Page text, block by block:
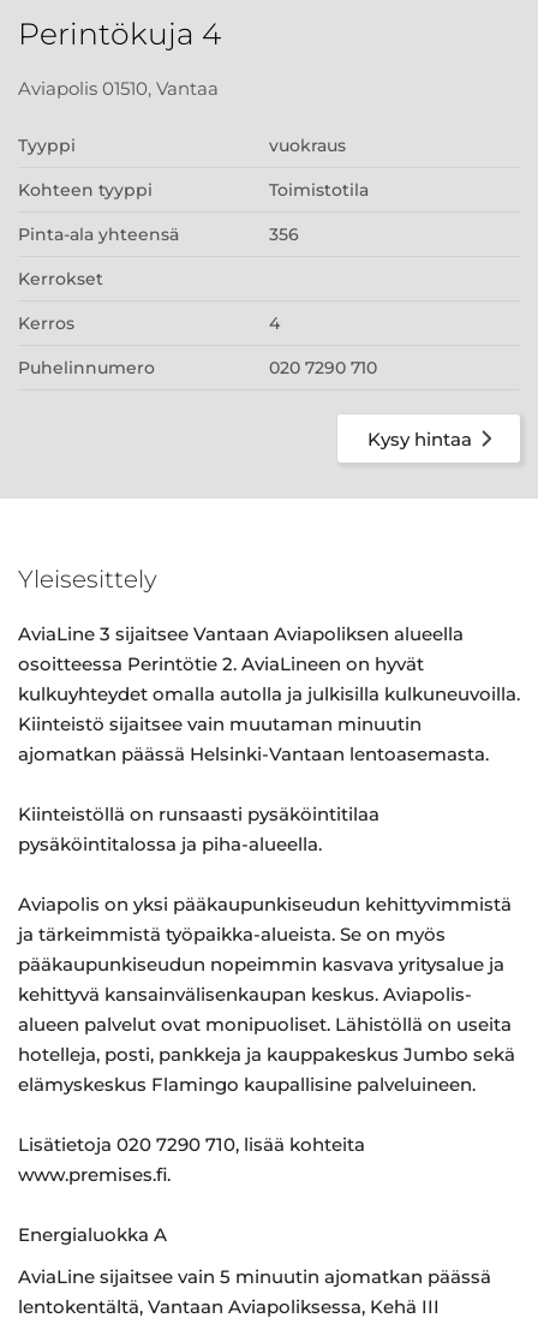
Perintökuja 4
Aviapolis 01510, Vantaa
Tyyppi vuokraus
Kohteen tyyppi Toimistotila
Pinta-ala yhteensä 356
Kerrokset
Kerros 4
Puhelinnumero 020 7290 710
Kysy hintaa
Yleisesittely
AviaLine 3 sijaitsee Vantaan Aviapoliksen alueella
osoitteessa Perintötie 2. AviaLineen on hyvät
kulkuyhteydet omalla autolla ja julkisilla kulkuneuvoilla.
Kiinteistö sijaitsee vain muutaman minuutin
ajomatkan päässä Helsinki-Vantaan lentoasemasta.
Kiinteistöllä on runsaasti pysäköintitilaa
pysäköintitalossa ja piha-alueella.
Aviapolis on yksi pääkaupunkiseudun kehittyvimmistä
ja tärkeimmistä työpaikka-alueista. Se on myös
pääkaupunkiseudun nopeimmin kasvava yritysalue ja
kehittyvä kansainvälisenkaupan keskus. Aviapolis-
alueen palvelut ovat monipuoliset. Lähistöllä on useita
hotelleja, posti, pankkeja ja kauppakeskus Jumbo sekä
elämyskeskus Flamingo kaupallisine palveluineen.
Lisätietoja 020 7290 710, lisää kohteita
www.premises.fi.
Energialuokka A
AviaLine sijaitsee vain 5 minuutin ajomatkan päässä
lentokentältä, Vantaan Aviapoliksessa, Kehä III